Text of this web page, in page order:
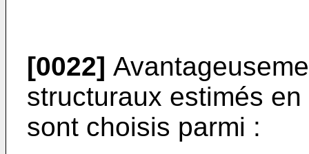
[0022]
structuraux estimés
sont choisis parmi :